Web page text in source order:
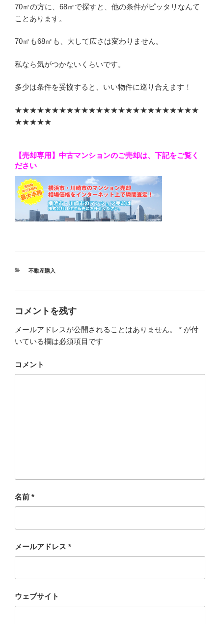
70㎡の方に、68㎡で探すと、他の条件がピッタリなんて
ことあります。
70㎡も68㎡も、大して広さは変わりません。
私なら気がつかないくらいです。
多少は条件を妥協すると、いい物件に巡り合えます！
★★★★★★★★★★★★★★★★★★★★★★★★★
★★★★★
【売却専用】 中古マンションのご売却は、下記をご覧く
ださい
カ
ー
不動産購入
コメントを残す
メールアドレスが公開されることはありません。 * が付
いている欄は必須項目です
コメント
名前 *
メールアドレス *
ウェブサイト